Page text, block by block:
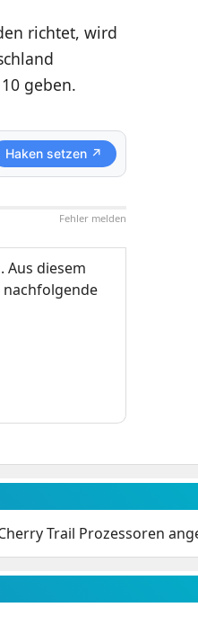
richtet, wird
geben.
Haken setzen ↗
Fehler melden
Aus diesem
Trail Prozessoren